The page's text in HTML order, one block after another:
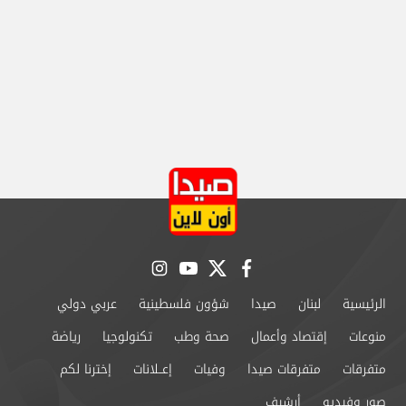
facebook
twitter
youtube
instagram
الرئيسية لبنان صيدا شؤون فلسطينية
عربي دولي
منوعات
إقتصاد وأعمال صحة وطب تكنولوجيا
رياضة
متفرقات
متفرقات صيدا وفيات إعــلانات
إخترنا لكم